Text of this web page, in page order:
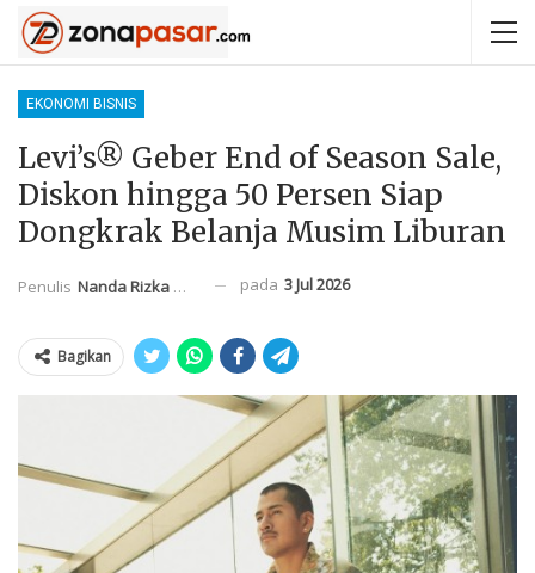
EKONOMI BISNIS
Levi’s® Geber End of Season Sale,
Diskon hingga 50 Persen Siap
Dongkrak Belanja Musim Liburan
Penulis Nanda Rizka Mahendra pada 3 Jul 2026
Bagikan